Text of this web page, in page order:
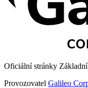
Oficiální stránky
Provozovatel Galileo